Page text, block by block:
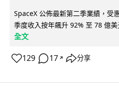
SpaceX 公佈最新第二季業績，受
季度收入按年飆升 92% 至 78 億
全文
129 17 ↗ 分享